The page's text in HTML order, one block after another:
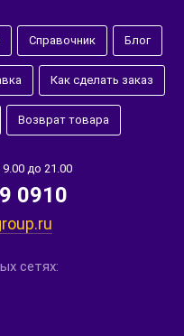
Справочник Блог
Как сделать заказ
Возврат товара
до 21.00
0910
сетях: